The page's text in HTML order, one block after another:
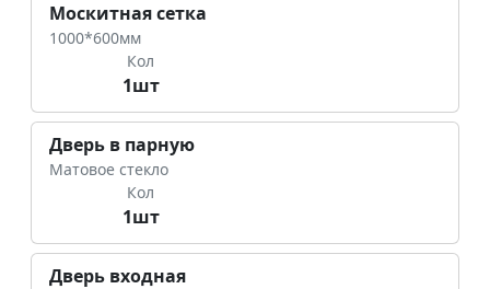
Москитная сетка
1000*600мм
Кол
1шт
Дверь в парную
Матовое стекло
Кол
1шт
Дверь входная